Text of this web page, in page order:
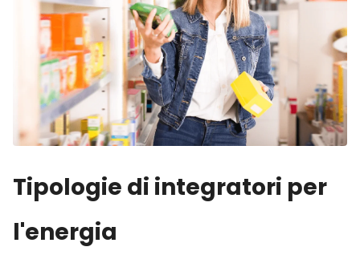
Tipologie di integratori per
l'energia